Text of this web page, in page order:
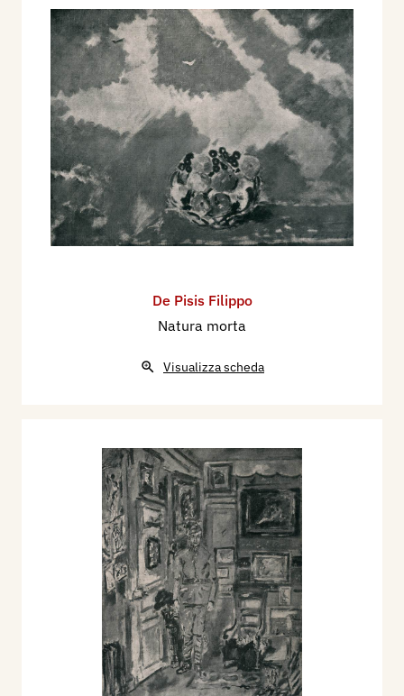
De Pisis Filippo
Natura morta
Visualizza scheda